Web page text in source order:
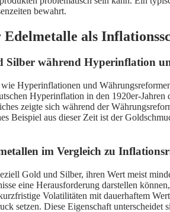
bewahrt.
als
Silber während Hyperinflation
Hyperinflationen und
Hyperinflation in den 1920er-
zeigte sich während der
Beispiel aus dieser Zeit ist der
im Vergleich zu
Gold und Silber, ihren Wert meist
eine Herausforderung darstellen
Volatilitäten mit dauerhaftem
setzen. Diese Eigenschaft